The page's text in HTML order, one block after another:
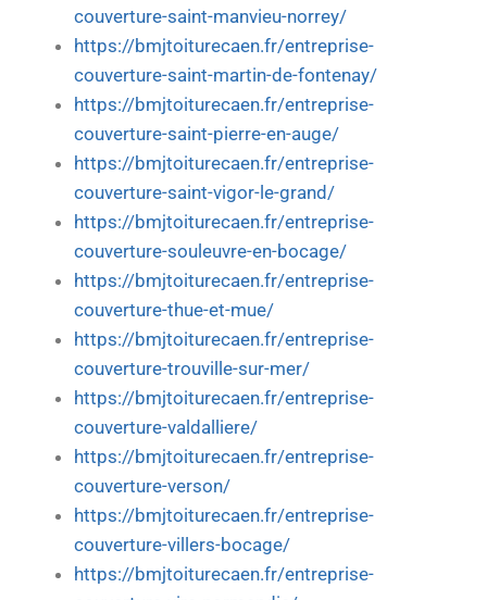
couverture-saint-manvieu-norrey/
https://bmjtoiturecaen.fr/entreprise-
couverture-saint-martin-de-fontenay/
https://bmjtoiturecaen.fr/entreprise-
couverture-saint-pierre-en-auge/
https://bmjtoiturecaen.fr/entreprise-
couverture-saint-vigor-le-grand/
https://bmjtoiturecaen.fr/entreprise-
couverture-souleuvre-en-bocage/
https://bmjtoiturecaen.fr/entreprise-
couverture-thue-et-mue/
https://bmjtoiturecaen.fr/entreprise-
couverture-trouville-sur-mer/
https://bmjtoiturecaen.fr/entreprise-
couverture-valdalliere/
https://bmjtoiturecaen.fr/entreprise-
couverture-verson/
https://bmjtoiturecaen.fr/entreprise-
couverture-villers-bocage/
https://bmjtoiturecaen.fr/entreprise-